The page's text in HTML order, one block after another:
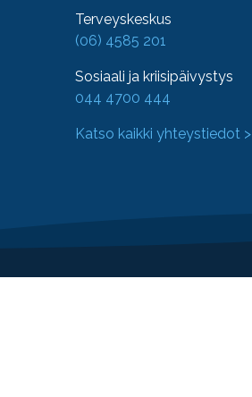
Terveyskeskus
(06) 4585 201
Sosiaali ja kriisipäivystys
044 4700 444
Katso kaikki yhteystiedot >